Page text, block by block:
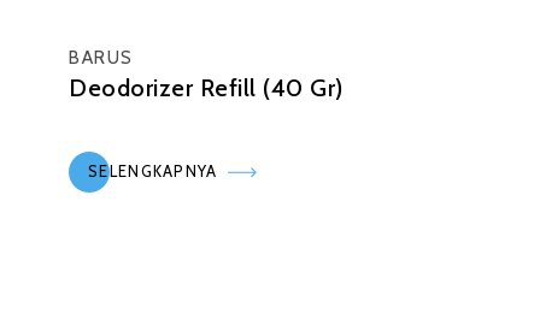
BARUS
Deodorizer Refill (40 Gr)
SELENGKAPNYA